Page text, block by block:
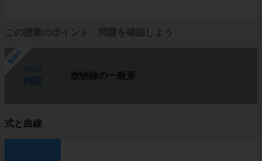
この授業のポイント・問題を確認しよう
勉強中
放物線の一般形
式と曲線